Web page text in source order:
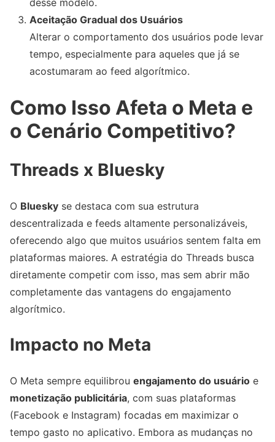
desse modelo.
Aceitação Gradual dos Usuários
Alterar o comportamento dos usuários pode levar
tempo, especialmente para aqueles que já se
acostumaram ao feed algorítmico.
Como Isso Afeta o Meta e
o Cenário Competitivo?
Threads x Bluesky
O Bluesky se destaca com sua estrutura
descentralizada e feeds altamente personalizáveis,
oferecendo algo que muitos usuários sentem falta em
plataformas maiores. A estratégia do Threads busca
diretamente competir com isso, mas sem abrir mão
completamente das vantagens do engajamento
algorítmico.
Impacto no Meta
O Meta sempre equilibrou engajamento do usuário e
monetização publicitária, com suas plataformas
(Facebook e Instagram) focadas em maximizar o
tempo gasto no aplicativo. Embora as mudanças no